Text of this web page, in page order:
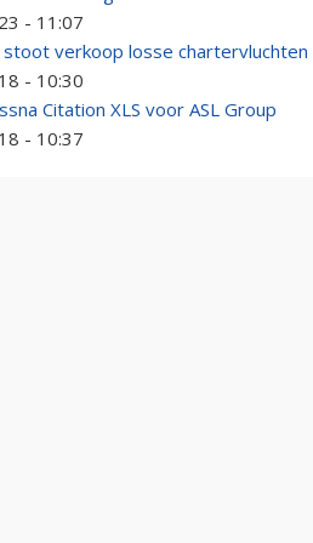
- 11:07
stoot verkoop losse chartervluchten
- 10:30
Citation XLS voor ASL Group
- 10:37